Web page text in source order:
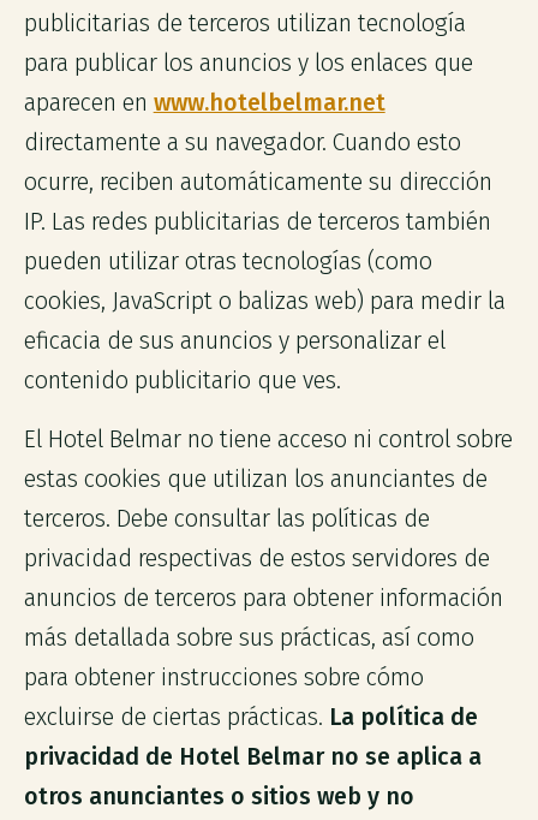
publicitarias de terceros utilizan tecnología
para publicar los anuncios y los enlaces que
aparecen en www.hotelbelmar.net
directamente a su navegador. Cuando esto
ocurre, reciben automáticamente su dirección
IP. Las redes publicitarias de terceros también
pueden utilizar otras tecnologías (como
cookies, JavaScript o balizas web) para medir la
eficacia de sus anuncios y personalizar el
contenido publicitario que ves.
El Hotel Belmar no tiene acceso ni control sobre
estas cookies que utilizan los anunciantes de
terceros. Debe consultar las políticas de
privacidad respectivas de estos servidores de
anuncios de terceros para obtener información
más detallada sobre sus prácticas, así como
para obtener instrucciones sobre cómo
excluirse de ciertas prácticas. La política de
privacidad de Hotel Belmar no se aplica a
otros anunciantes o sitios web y no